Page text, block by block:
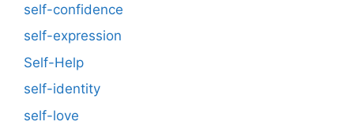
self-confidence
self-expression
Self-Help
self-identity
self-love